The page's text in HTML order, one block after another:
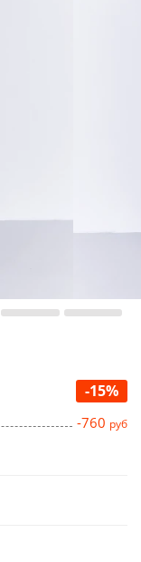
-15%
-760 руб